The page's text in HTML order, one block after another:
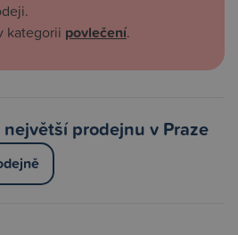
kategorii povlečení.
prodejnu v Praze